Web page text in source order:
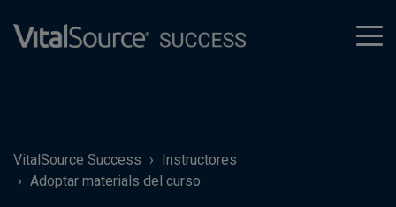
VitalSource Success
Instructores
Adoptar materials del curso